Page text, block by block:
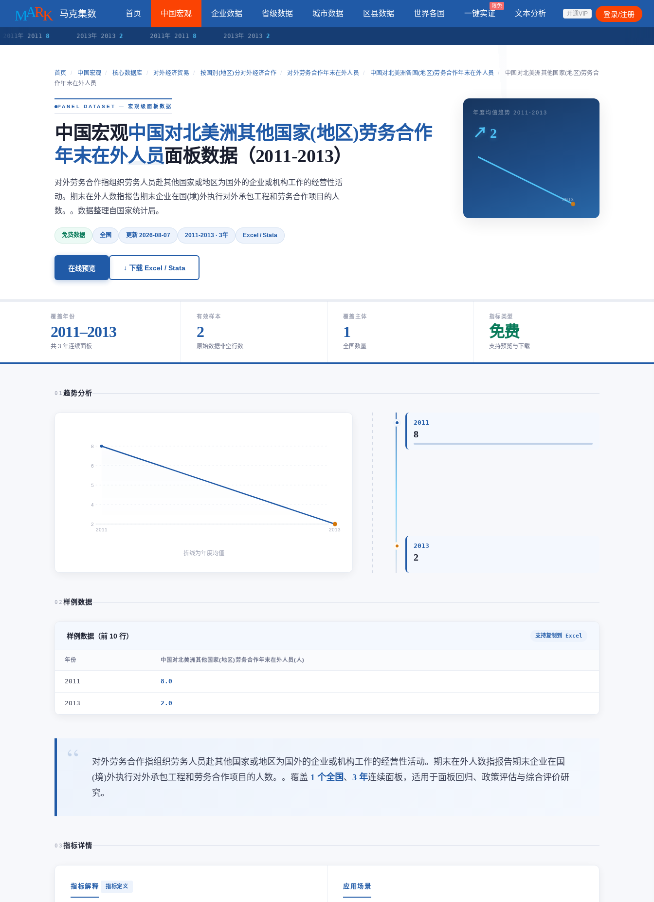
马克集数 首页 中国宏观 企业数据 省级数据 城市数据 区县数据 世界各国 一键实证
限免
文本分析 开通VIP 登录/注册
2011年 2011 8 2013年 2013 2 2011年 2011 8 2013年 2013 2
首页 / 中国宏观 / 核心数据库 / 对外经济贸易 / 按国别(地区)分对外经济合作 / 对外劳务合作年末在外人员 / 中国对北美洲各国(地区)劳务合作年末在外人员 /
中国对北美洲其他国家(地区)劳务合
作年末在外人员
PANEL DATASET — 宏观级面板数据
中国宏观中国对北美洲其他国家(地区)劳务合作
年末在外人员面板数据（2011-2013）
对外劳务合作指组织劳务人员赴其他国家或地区为国外的企业或机构工作的经营性活
动。期末在外人数指报告期末企业在国(境)外执行对外承包工程和劳务合作项目的人
数。。数据整理自国家统计局。
免费数据 全国 更新 2026-08-07 2011-2013 · 3年 Excel / Stata
在线预览 ↓ 下载 Excel / Stata
年度均值趋势 2011-2013
↗ 2
2013
覆盖年份
2011–2013
共 3 年连续面板
有效样本
2
原始数据非空行数
覆盖主体
1
全国数量
指标类型
免费
支持预览与下载
01 趋势分析
8
6
5
4
2
2011
2013
折线为年度均值
2011
8
2013
2
02 样例数据
样例数据（前 10 行） 支持复制到 Excel
年份 中国对北美洲其他国家(地区)劳务合作年末在外人员(人)
2011 8.0
2013 2.0
对外劳务合作指组织劳务人员赴其他国家或地区为国外的企业或机构工作的经营性活动。期末在外人数指报告期末企业在国
(境)外执行对外承包工程和劳务合作项目的人数。。覆盖 1 个全国 、 3 年连续面板，适用于面板回归、政策评估与综合评价研
究。
03 指标详情
指标解释 指标定义 应用场景